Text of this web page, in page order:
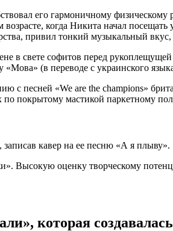
его гармоничному
когда Никита начал
привил тонкий музыкальный
в свете софитов перед
(в переводе с украинского
с песней «We are the champions»
покрытому мастикой паркетному
кавер на ее песню «А я плыву».
Высокую оценку творческому
которая